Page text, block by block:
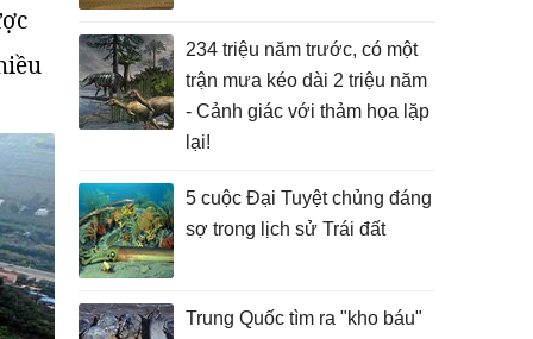
234 triệu năm trước, có một
trận mưa kéo dài 2 triệu năm
- Cảnh giác với thảm họa lặp
lại!
5 cuộc Đại Tuyệt chủng đáng
sợ trong lịch sử Trái đất
Trung Quốc tìm ra "kho báu"